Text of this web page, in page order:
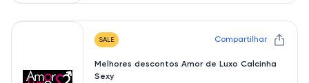
SALE Compartilhar
Melhores descontos Amor de Luxo Calcinha
Sexy